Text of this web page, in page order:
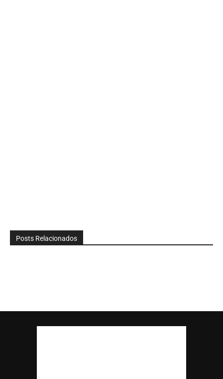
Posts Relacionados